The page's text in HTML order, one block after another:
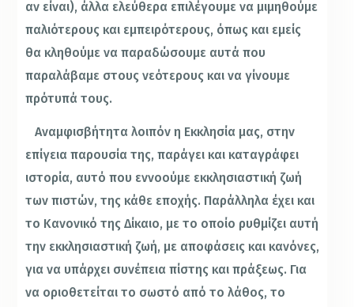
αν είναι), άλλα ελεύθερα επιλέγουμε να μιμηθούμε
παλιότερους και εμπειρότερους, όπως και εμείς
θα κληθούμε να παραδώσουμε αυτά που
παραλάβαμε στους νεότερους και να γίνουμε
πρότυπά τους.
Αναμφισβήτητα λοιπόν η Εκκλησία μας, στην
επίγεια παρουσία της, παράγει και καταγράφει
ιστορία, αυτό που εννοούμε εκκλησιαστική ζωή
των πιστών, της κάθε εποχής. Παράλληλα έχει και
το Κανονικό της Δίκαιο, με το οποίο ρυθμίζει αυτή
την εκκλησιαστική ζωή, με αποφάσεις και κανόνες,
για να υπάρχει συνέπεια πίστης και πράξεως. Για
να οριοθετείται το σωστό από το λάθος, το